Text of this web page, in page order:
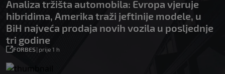
Analiza tržišta automobila: Evropa vjeruje
hibridima, Amerika traži jeftinije modele, u
BiH najveća prodaja novih vozila u posljednje
tri godine
FORBES| prije 1 h